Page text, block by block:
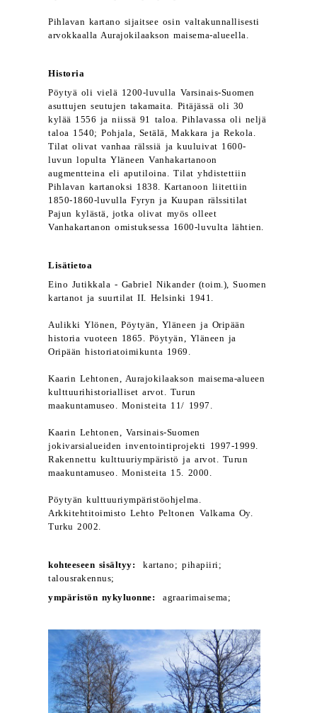
Pihlavan kartano sijaitsee osin valtakunnallisesti
arvokkaalla Aurajokilaakson maisema-alueella.
Historia
Pöytyä oli vielä 1200-luvulla Varsinais-Suomen
asuttujen seutujen takamaita. Pitäjässä oli 30
kylää 1556 ja niissä 91 taloa. Pihlavassa oli neljä
taloa 1540; Pohjala, Setälä, Makkara ja Rekola.
Tilat olivat vanhaa rälssiä ja kuuluivat 1600-
luvun lopulta Yläneen Vanhakartanoon
augmentteina eli aputiloina. Tilat yhdistettiin
Pihlavan kartanoksi 1838. Kartanoon liitettiin
1850-1860-luvulla Fyryn ja Kuupan rälssitilat
Pajun kylästä, jotka olivat myös olleet
Vanhakartanon omistuksessa 1600-luvulta lähtien.
Lisätietoa
Eino Jutikkala - Gabriel Nikander (toim.), Suomen
kartanot ja suurtilat II. Helsinki 1941.
Aulikki Ylönen, Pöytyän, Yläneen ja Oripään
historia vuoteen 1865. Pöytyän, Yläneen ja
Oripään historiatoimikunta 1969.
Kaarin Lehtonen, Aurajokilaakson maisema-alueen
kulttuurihistorialliset arvot. Turun
maakuntamuseo. Monisteita 11/ 1997.
Kaarin Lehtonen, Varsinais-Suomen
jokivarsialueiden inventointiprojekti 1997-1999.
Rakennettu kulttuuriympäristö ja arvot. Turun
maakuntamuseo. Monisteita 15. 2000.
Pöytyän kulttuuriympäristöohjelma.
Arkkitehtitoimisto Lehto Peltonen Valkama Oy.
Turku 2002.
kohteeseen sisältyy: kartano; pihapiiri;
talousrakennus;
ympäristön nykyluonne: agraarimaisema;